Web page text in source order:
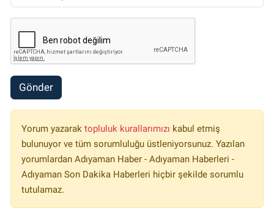
Gönder
Yorum yazarak topluluk kurallarımızı kabul etmiş
bulunuyor ve tüm sorumluluğu üstleniyorsunuz. Yazılan
yorumlardan Adıyaman Haber - Adıyaman Haberleri -
Adıyaman Son Dakika Haberleri hiçbir şekilde sorumlu
tutulamaz.